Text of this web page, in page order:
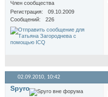
Член сообщества
Регистрация
09.10.2009
Сообщений
226
02.09.2010, 10:42
Spyro